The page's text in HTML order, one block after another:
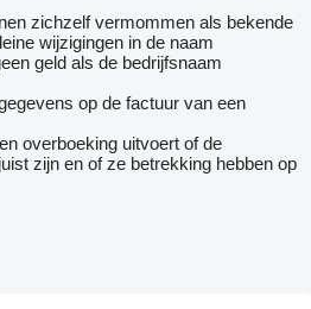
zichzelf vermommen als bekende
wijzigingen in de naam
geld als de bedrijfsnaam
op de factuur van een
overboeking uitvoert of de
zijn en of ze betrekking hebben op